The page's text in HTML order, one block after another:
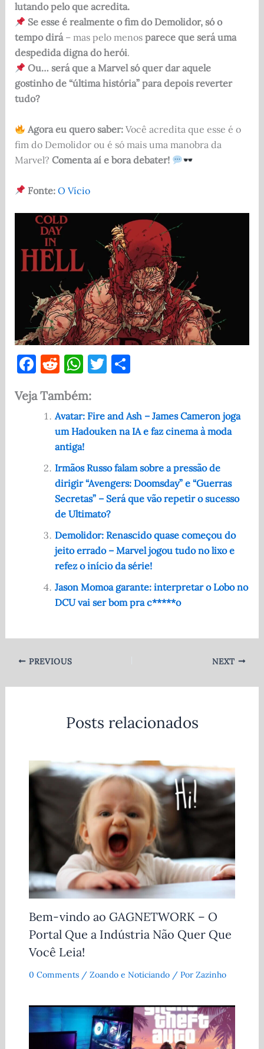
lutando pelo que acredita.
Se esse é realmente o fim do Demolidor, só o
tempo dirá– mas pelo menos parece que será uma
despedida digna do herói.
Ou… será que a Marvel só quer dar aquele
gostinho de “última história” para depois reverter
tudo?
Agora eu quero saber:Você acredita que esse é o
fim do Demolidor ou é só mais uma manobra da
Marvel? Comenta aí e bora debater!
Fonte: O Vício
F
c
e
o
o
R
d
di
t
W
at
s
A
p
p
T
te
r
S
e
Veja Também:
Avatar: Fire and Ash – James Cameron joga
um Hadouken na IA e faz cinema à moda
antiga!
Irmãos Russo falam sobre a pressão de
dirigir “Avengers: Doomsday” e “Guerras
Secretas” – Será que vão repetir o sucesso
de Ultimato?
Demolidor: Renascido quase começou do
jeito errado – Marvel jogou tudo no lixo e
refez o início da série!
Jason Momoa garante: interpretar o Lobo no
DCU vai ser bom pra c*****o
PREVIOUS NEXT
Posts relacionados
Bem-vindo ao GAGNETWORK – O
Portal Que a Indústria Não Quer Que
Você Leia!
0 Comments / Zoando e Noticiando/ Por Zazinho